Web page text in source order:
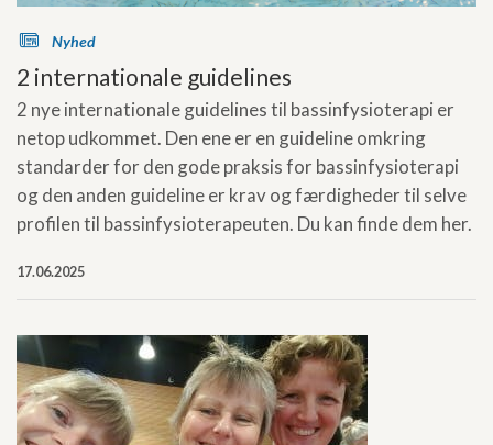
s Nyhed
2 internationale guidelines
2 nye internationale guidelines til bassinfysioterapi er
netop udkommet. Den ene er en guideline omkring
standarder for den gode praksis for bassinfysioterapi
og den anden guideline er krav og færdigheder til selve
profilen til bassinfysioterapeuten. Du kan finde dem her.
17.06.2025